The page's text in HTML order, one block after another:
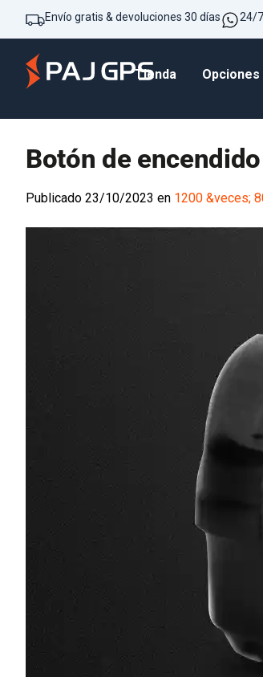
Envío gratis & devoluciones 30 días 24/
Tienda Opciones
Botón de
Publicado 23/10/2023 en 1200 &veces;